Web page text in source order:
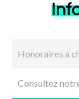
Honoraires à
Consultez